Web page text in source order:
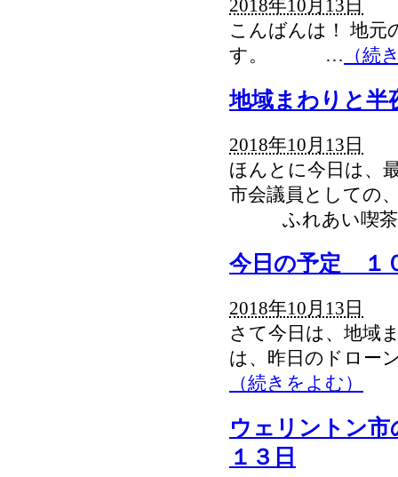
2018年10月13日
こんばんは！ 地元
す。 … （続
地域まわりと
2018年10月13日
ほんとに今日は、
市会議員としての
ふれあい喫
今日の予定 １
2018年10月13日
さて今日は、地域
は、昨日のドロ
（続きをよむ）
ウェリントン
１３日